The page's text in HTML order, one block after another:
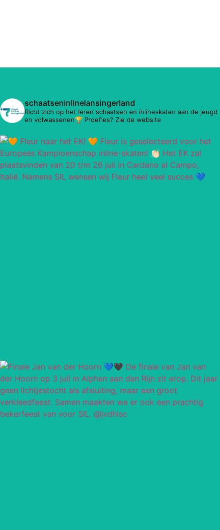
schaatseninlinelansingerland
Richt zich op het leren schaatsen en inlineskaten aan de jeugd
en volwassenen🏆 Proefles? Zie de website